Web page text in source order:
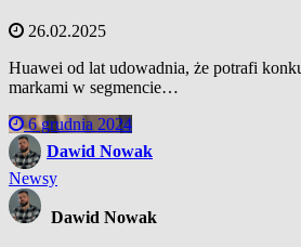
26.02.2025
Huawei od lat udowadnia, że potrafi
markami w segmencie…
6 grudnia 2024
Dawid Nowak
Newsy
Dawid Nowak